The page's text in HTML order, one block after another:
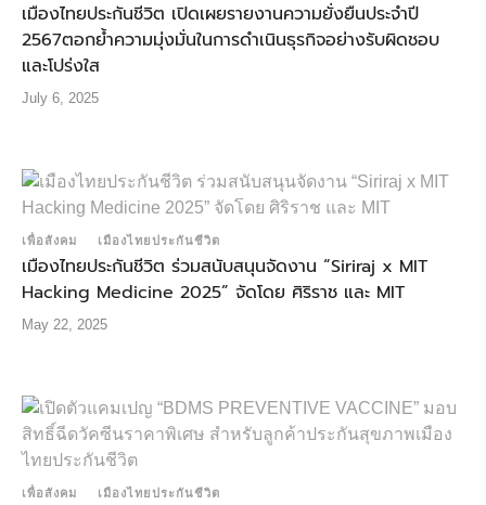
เมืองไทยประกันชีวิต เปิดเผยรายงานความยั่งยืนประจำปี
2567ตอกย้ำความมุ่งมั่นในการดำเนินธุรกิจอย่างรับผิดชอบ
และโปร่งใส
July 6, 2025
เพื่อสังคม เมืองไทยประกันชีวิต
เมืองไทยประกันชีวิต ร่วมสนับสนุนจัดงาน “Siriraj x MIT
Hacking Medicine 2025” จัดโดย ศิริราช และ MIT
May 22, 2025
เพื่อสังคม เมืองไทยประกันชีวิต